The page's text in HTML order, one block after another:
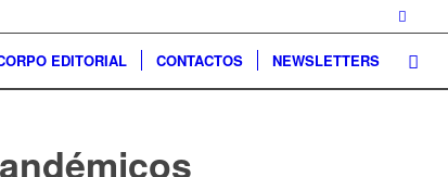
EDITORIAL CONTACTOS NEWSLETTERS